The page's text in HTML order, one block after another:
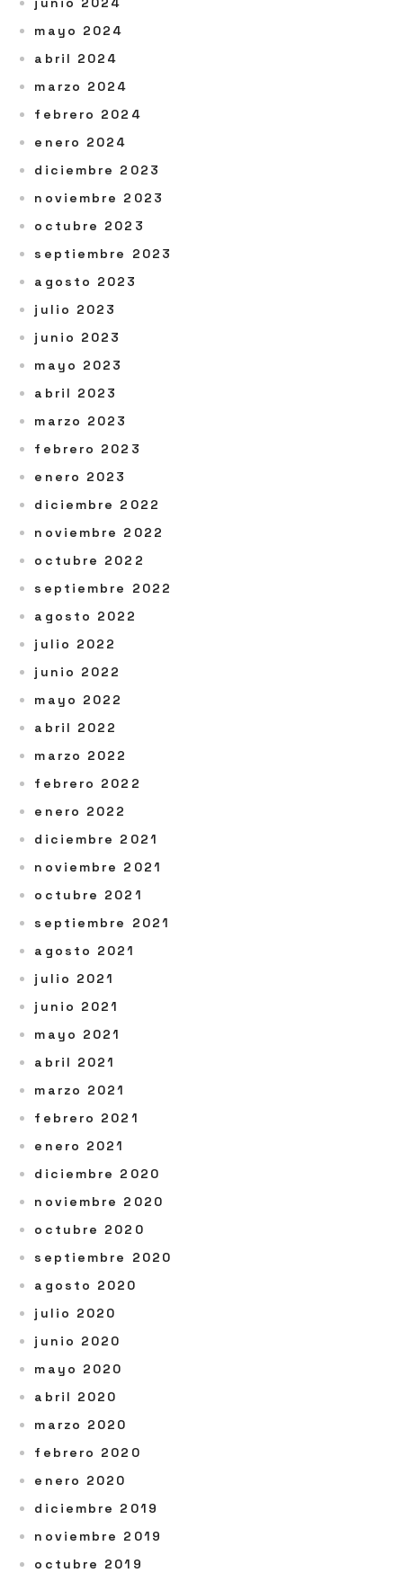
mayo 2024
abril 2024
marzo 2024
febrero 2024
enero 2024
diciembre 2023
noviembre 2023
octubre 2023
septiembre 2023
agosto 2023
julio 2023
junio 2023
mayo 2023
abril 2023
marzo 2023
febrero 2023
enero 2023
diciembre 2022
noviembre 2022
octubre 2022
septiembre 2022
agosto 2022
julio 2022
junio 2022
mayo 2022
abril 2022
marzo 2022
febrero 2022
enero 2022
diciembre 2021
noviembre 2021
octubre 2021
septiembre 2021
agosto 2021
julio 2021
junio 2021
mayo 2021
abril 2021
marzo 2021
febrero 2021
enero 2021
diciembre 2020
noviembre 2020
octubre 2020
septiembre 2020
agosto 2020
julio 2020
junio 2020
mayo 2020
abril 2020
marzo 2020
febrero 2020
enero 2020
diciembre 2019
noviembre 2019
octubre 2019